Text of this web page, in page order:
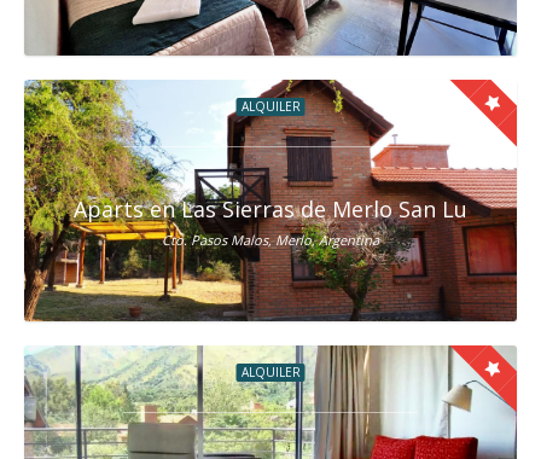
ALQUILER
Aparts en Las Sierras de Merlo San Luis
Cto. Pasos Malos, Merlo, Argentina
ALQUILER